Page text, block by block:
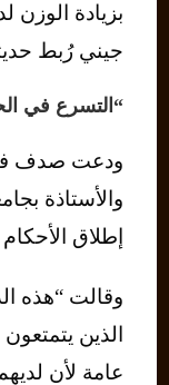
بزيادة الوزن
جيني رُبط
“التسرع في
ودعت صدف
والأستاذة
إطلاق
وقالت “هذه
الذين
عامة لأن